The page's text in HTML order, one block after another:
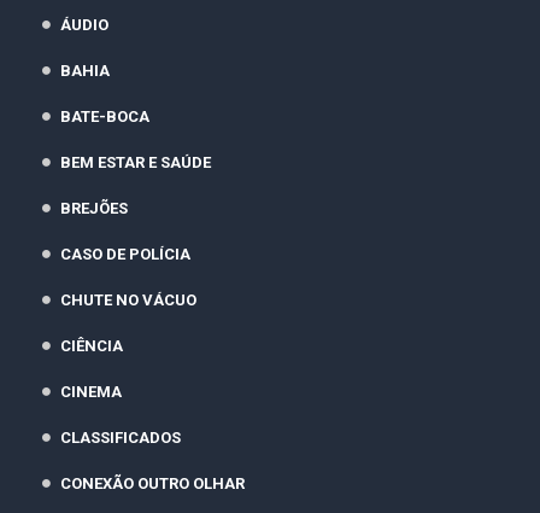
ÁUDIO
BAHIA
BATE-BOCA
BEM ESTAR E SAÚDE
BREJÕES
CASO DE POLÍCIA
CHUTE NO VÁCUO
CIÊNCIA
CINEMA
CLASSIFICADOS
CONEXÃO OUTRO OLHAR